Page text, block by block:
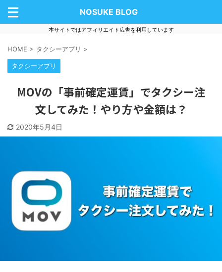
NOSUKE BLOG
本サイトではアフィリエイト広告を利用しています
HOME > タクシーアプリ >
タクシーアプリ
MOVの「事前確定運賃」でタクシー注
文してみた！やり方や金額は？
2020年5月4日